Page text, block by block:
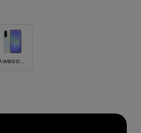
Awesome Lime